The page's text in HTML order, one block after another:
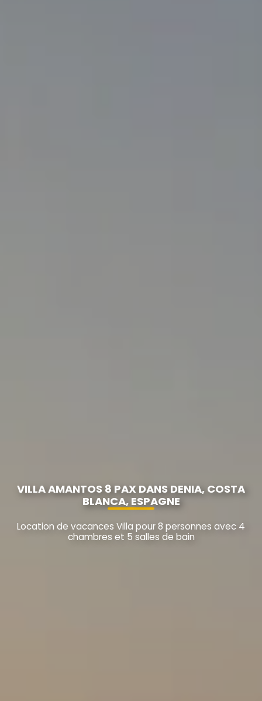
VILLA AMANTOS 8 PAX DANS DENIA, COSTA
BLANCA, ESPAGNE
Location de vacances Villa pour 8 personnes avec 4
chambres et 5 salles de bain